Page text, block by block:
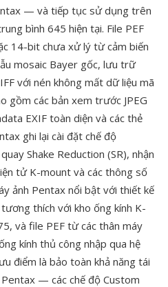
— và tiếp tục sử dụng trên
bình 645 hiện tại. File PEF
14-bit chưa xử lý từ cảm biến
mosaic Bayer gốc, lưu trữ
với nén không mất dữ liệu mã
gồm các bản xem trước JPEG
EXIF toàn diện và các thẻ
ghi lại cài đặt chế độ
Shake Reduction (SR), nhận
tử K-mount và các thông số
ảnh Pentax nổi bật với thiết kế
thích với kho ống kính K-
và file PEF từ các thân máy
kính thủ công nhập qua hệ
điểm là bảo toàn khả năng tái
— các chế độ Custom